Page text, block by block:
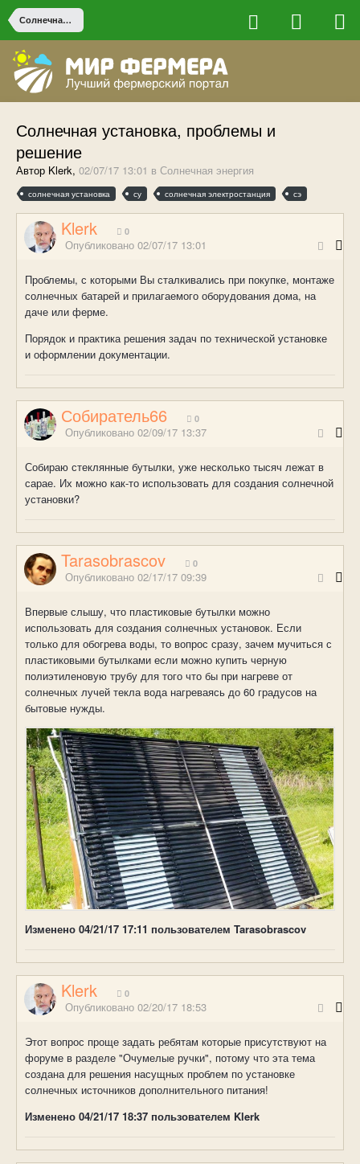
Солнечная энергия
Солнечная установка, проблемы и
решение
Автор Klerk, 02/07/17 13:01 в Солнечная энергия
солнечная установка су солнечная электростанция сэ
Klerk 0
Опубликовано 02/07/17 13:01
Проблемы, с которыми Вы сталкивались при покупке, монтаже
солнечных батарей и прилагаемого оборудования дома, на
даче или ферме.
Порядок и практика решения задач по технической установке
и оформлении документации.
Собиратель66 0
Опубликовано 02/09/17 13:37
Собираю стеклянные бутылки, уже несколько тысяч лежат в
сарае. Их можно как-то использовать для создания солнечной
установки?
Tarasobrascov 0
Опубликовано 02/17/17 09:39
Впервые слышу, что пластиковые бутылки можно
использовать для создания солнечных установок. Если
только для обогрева воды, то вопрос сразу, зачем мучиться с
пластиковыми бутылками если можно купить черную
полиэтиленовую трубу для того что бы при нагреве от
солнечных лучей текла вода нагреваясь до 60 градусов на
бытовые нужды.
Изменено 04/21/17 17:11 пользователем Tarasobrascov
Klerk 0
Опубликовано 02/20/17 18:53
Этот вопрос проще задать ребятам которые присутствуют на
форуме в разделе "Очумелые ручки", потому что эта тема
создана для решения насущных проблем по установке
солнечных источников дополнительного питания!
Изменено 04/21/17 18:37 пользователем Klerk